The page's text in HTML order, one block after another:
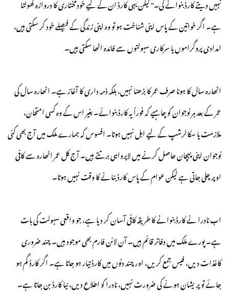
ہے۔ اگر خواتین کے پاس اپنی شناخت ہو تو وہ اپنی زندگی کے فیصلے خود کر سکتی ہیں،
امدادی پروگراموں یا سرکاری سہولتوں سے فائدہ اٹھا سکتی ہیں۔
اٹھارہ سال کا ہونا صرف عمر کا بڑھنا نہیں، بلکہ ذمہ داری کا آغاز ہے۔ اٹھارہ سال کی
عمر کے بعد ہر نوجوان کو چاہیے کہ فوراً یہ کارڈ بنوائے۔ بغیر اس کے وہ کسی امتحان،
ملازمت یا سکالرشپ کے لیے اہل نہیں ہوتا۔ افسوس کہ ہمارے ملک میں آج بھی کئی
نوجوان اپنی پہچان حاصل کرنے میں لاپرواہی برتتے ہیں۔ آج کل عمر اٹھارہ سے کافی
اوپر چلی جاتی ہے لیکن عوام کے پاس کارڈ بنانے کا وقت نہیں ہوتا۔
اب نادرا نے کارڈ بنوانے کا طریقہ کافی آسان کر دیا ہے، جو واقعی سہولت کی بات
ہے۔ پورے ملک میں دفاتر قائم ہیں۔ آن لائن فارم بھی موجود ہیں۔ چند ضروری
کاغذات دیں، فیس جمع کریں، اور چند دنوں میں کارڈ تیار ہو جاتا ہے۔ اگر کارڈ گم ہو
جائے تو پریشان ہونے کی ضرورت نہیں، نادرا کو اطلاع دیں، نیا کارڈ بن جاتا ہے۔